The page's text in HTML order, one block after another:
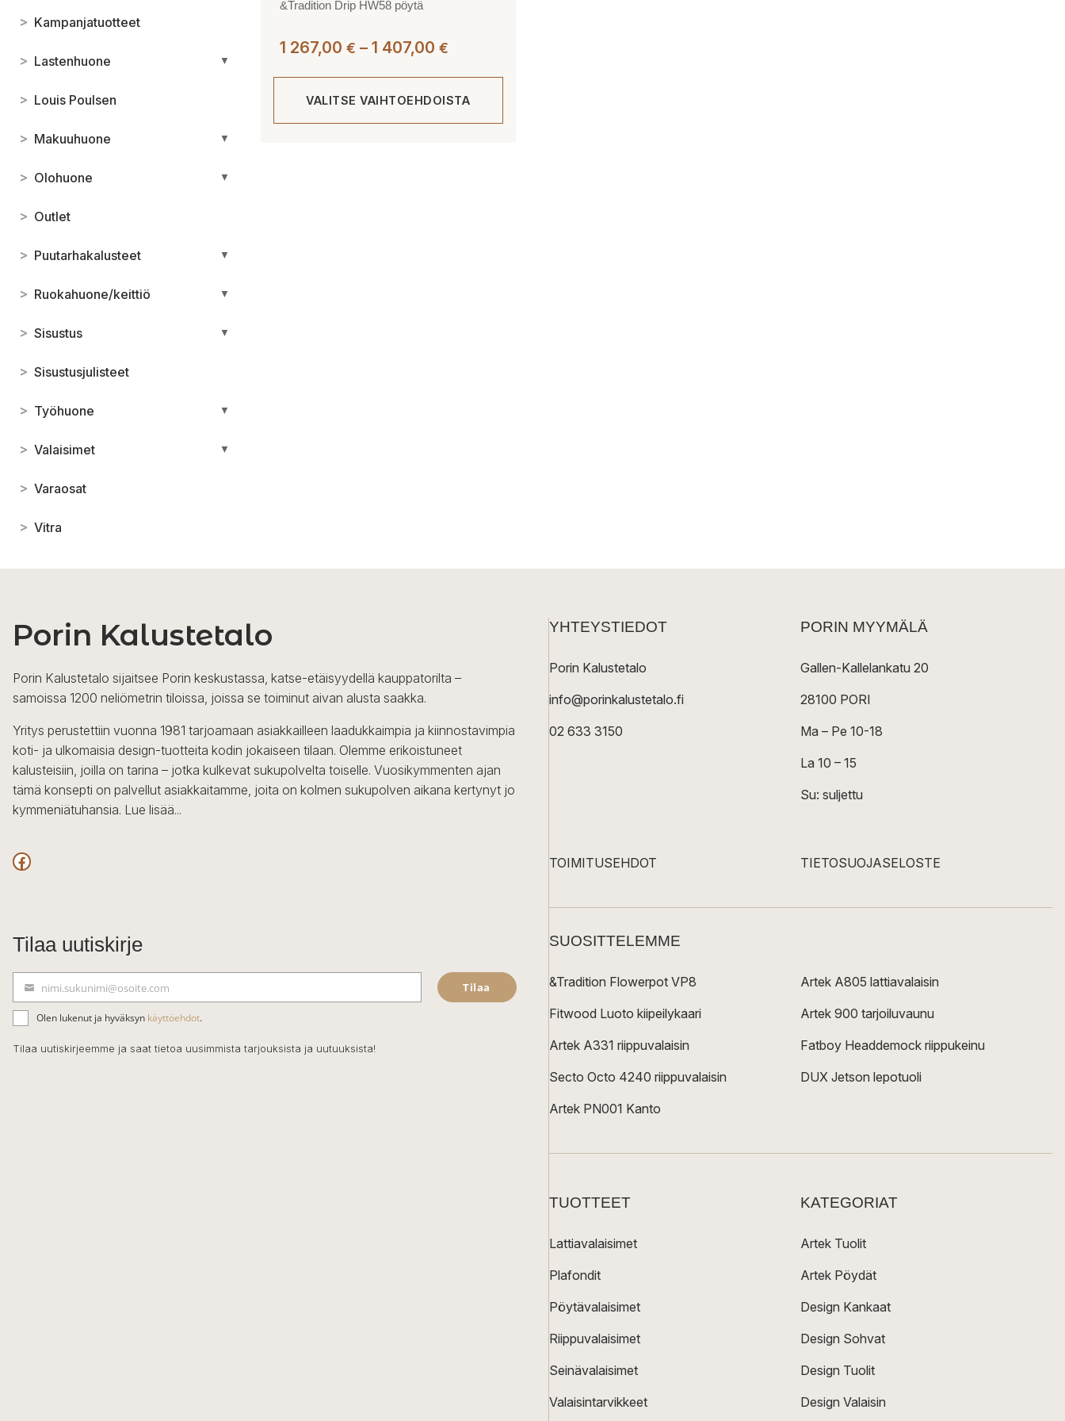
> Kampanjatuotteet
> Lastenhuone ▼
> Louis Poulsen
> Makuuhuone ▼
> Olohuone ▼
> Outlet
> Puutarhakalusteet ▼
> Ruokahuone/keittiö ▼
> Sisustus ▼
> Sisustusjulisteet
> Työhuone ▼
> Valaisimet ▼
> Varaosat
> Vitra
&Tradition Drip HW58 pöytä
1 267,00 € – 1 407,00 €
-
1
VALITSE VAIHTOEHDOISTA
Porin Kalustetalo
Porin Kalustetalo sijaitsee Porin keskustassa, katse-etäisyydellä kauppatorilta –
samoissa 1200 neliömetrin tiloissa, joissa se toiminut aivan alusta saakka.
Yritys perustettiin vuonna 1981 tarjoamaan asiakkailleen laadukkaimpia ja kiinnostavimpia
koti- ja ulkomaisia design-tuotteita kodin jokaiseen tilaan. Olemme erikoistuneet
kalusteisiin, joilla on tarina – jotka kulkevat sukupolvelta toiselle. Vuosikymmenten ajan
tämä konsepti on palvellut asiakkaitamme, joita on kolmen sukupolven aikana kertynyt jo
kymmeniätuhansia. Lue lisää...
Facebook
Tilaa uutiskirje
ä
h
k
nimi.sukunimi@osoite.com Tilaa
Olen lukenut ja hyväksyn käyttöehdot.
Tilaa uutiskirjeemme ja saat tietoa uusimmista tarjouksista ja uutuuksista!
YHTEYSTIEDOT
Porin Kalustetalo
info@porinkalustetalo.fi
02 633 3150
PORIN MYYMÄLÄ
Gallen-Kallelankatu 20
28100 PORI
Ma – Pe 10-18
La 10 – 15
Su: suljettu
TOIMITUSEHDOT TIETOSUOJASELOSTE
SUOSITTELEMME
&Tradition Flowerpot VP8
Fitwood Luoto kiipeilykaari
Artek A331 riippuvalaisin
Secto Octo 4240 riippuvalaisin
Artek PN001 Kanto
Artek A805 lattiavalaisin
Artek 900 tarjoiluvaunu
Fatboy Headdemock riippukeinu
DUX Jetson lepotuoli
TUOTTEET
Lattiavalaisimet
Plafondit
Pöytävalaisimet
Riippuvalaisimet
Seinävalaisimet
Valaisintarvikkeet
KATEGORIAT
Artek Tuolit
Artek Pöydät
Design Kankaat
Design Sohvat
Design Tuolit
Design Valaisin